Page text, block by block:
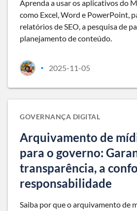
Aprenda a usar os aplicativos do
como Excel, Word e PowerPoint,
relatórios de SEO, a pesquisa de
planejamento de conteúdo.
• 2025-11-05
GOVERNANÇA DIGITAL
Arquivamento de
para o governo:
transparência, a
responsabilidade
Saiba por que o arquivamento de